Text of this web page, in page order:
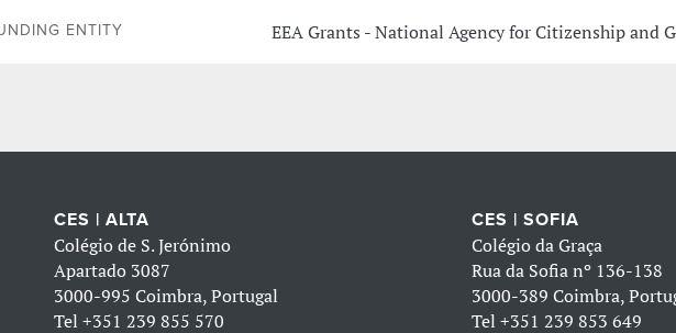
ENTITY EEA Grants - National Agency for Citizenship and
CES | ALTA
Colégio de S. Jerónimo
Apartado 3087
3000-995 Coimbra, Portugal
Tel+351 239 855 570
CES | SOFIA
Colégio da Graça
Rua da Sofia nº 136-138
3000-389 Coimbra,
Tel +351 239 853 649